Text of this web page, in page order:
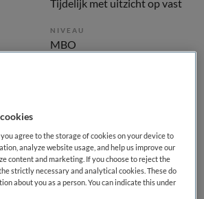
Tijdelijk met uitzicht op vast
NIVEAU
MBO
beschikbaar
poli Heelkunde &
Amsterdam UMC is niet meer actueel.
vergelijkbare vacatures die voor u
you agree to the storage of cookies on your device to
analyze website usage, and help us improve our
content and marketing. If you choose to reject the
strictly necessary and analytical cookies. These do
about you as a person. You can indicate this under